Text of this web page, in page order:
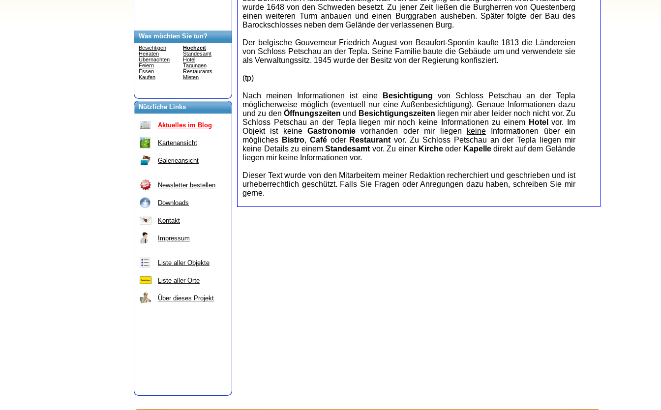
Was möchten Sie tun?
Besichtigen
Heiraten
Übernachten
Feiern
Essen
Kaufen
Hochzeit
Standesamt
Hotel
Tagungen
Restaurants
Mieten
Nützliche Links
Aktuelles im Blog
Kartenansicht
Galerieansicht
Newsletter bestellen
Downloads
Kontakt
Impressum
Liste aller Objekte
Liste aller Orte
Über dieses Projekt
wurde 1648 von den Schweden besetzt. Zu jener Zeit ließen die Burgherren von Questenberg
einen weiteren Turm anbauen und einen Burggraben ausheben. Später folgte der Bau des
Barockschlosses neben dem Gelände der verlassenen Burg.
Der belgische Gouverneur Friedrich August von Beaufort-Spontin kaufte 1813 die Ländereien
von Schloss Petschau an der Tepla. Seine Familie baute die Gebäude um und verwendete sie
als Verwaltungssitz. 1945 wurde der Besitz von der Regierung konfisziert.
(tp)
Nach meinen Informationen ist eine Besichtigung von Schloss Petschau an der Tepla
möglicherweise möglich (eventuell nur eine Außenbesichtigung). Genaue Informationen dazu
und zu den Öffnungszeiten und Besichtigungszeiten liegen mir aber leider noch nicht vor. Zu
Schloss Petschau an der Tepla liegen mir noch keine Informationen zu einem Hotel vor. Im
Objekt ist keineGastronomie vorhanden oder mir liegen keineInformationen über ein
mögliches Bistro, Caféoder Restaurant vor. Zu Schloss Petschau an der Tepla liegen mir
keine Details zu einemStandesamt vor. Zu einer Kircheoder Kapelledirekt auf dem Gelände
liegen mir keine Informationen vor.
Dieser Text wurde von den Mitarbeitern meiner Redaktion recherchiert und geschrieben und ist
urheberrechtlich geschützt. Falls Sie Fragen oder Anregungen dazu haben, schreiben Sie mir
gerne.